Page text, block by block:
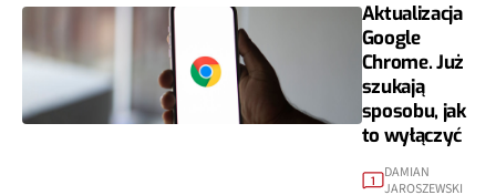
Aktualizacja
Google
Chrome. Już
szukają
sposobu, jak
to wyłączyć
1
DAMIAN
JAROSZEWSKI